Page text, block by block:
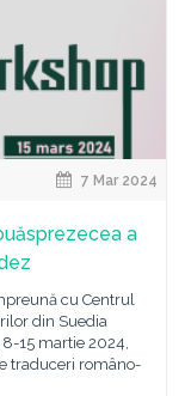
7 Mar 2024
a
cu Centrul
din Suedia
15 martie 2024,
traduceri româno-